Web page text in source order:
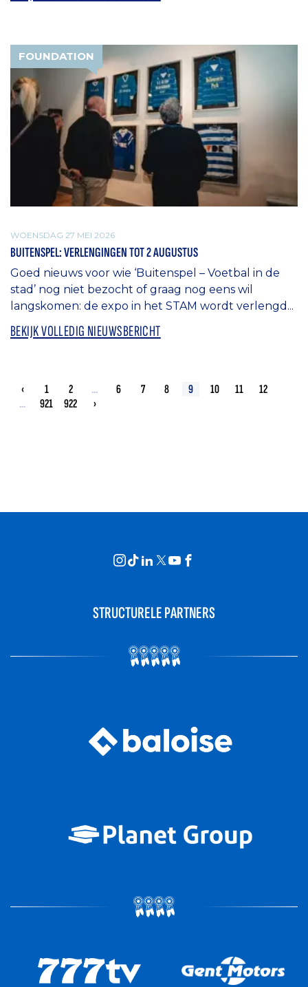
FOUNDATION
WOENSDAG 27 MEI 2026
BUITENSPEL: VERLENGINGEN TOT 2 AUGUSTUS
Goed nieuws voor wie ‘Buitenspel – Voetbal in de
stad’ nog niet bezocht of graag nog eens wil
langskomen: de expo in het STAM wordt verlengd...
BEKIJK VOLLEDIG NIEUWSBERICHT
‹ 1 2 ... 6 7 8 9 10 11
12
...
921 922 ›
STRUCTURELE PARTNERS